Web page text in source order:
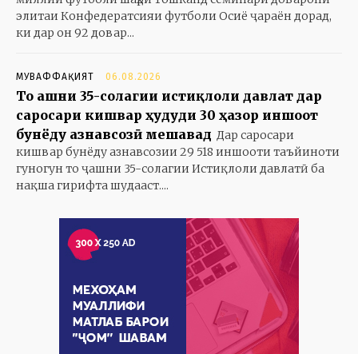
элитаи Конфедератсияи футболи Осиё ҷараён дорад,
ки дар он 92 довар...
МУВАФФАҚИЯТ 06.08.2026
То ҷашни 35-солагии истиқлоли давлат дар
саросари кишвар ҳудуди 30 ҳазор иншоот
бунёду азнавсозӣ мешавад Дар саросари
кишвар бунёду азнавсозии 29 518 иншооти таъйиноти
гуногун то ҷашни 35-солагии Истиқлоли давлатӣ ба
нақша гирифта шудааст....